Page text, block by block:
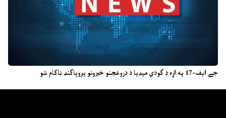
جے ایف-17 په اړه د ګودي میډیا د دروغجنو خبرونو پروپاګنډ ناکام شو